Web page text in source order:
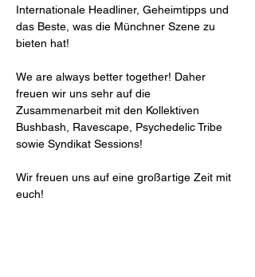
Internationale Headliner, Geheimtipps und
das Beste, was die Münchner Szene zu
bieten hat!
We are always better together! Daher
freuen wir uns sehr auf die
Zusammenarbeit mit den Kollektiven
Bushbash, Ravescape, Psychedelic Tribe
sowie Syndikat Sessions!
Wir freuen uns auf eine großartige Zeit mit
euch!